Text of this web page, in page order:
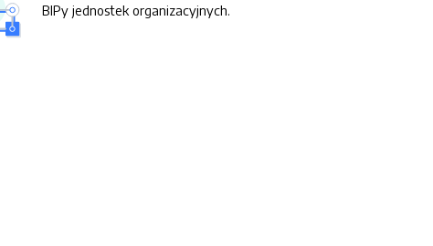
BIPy jednostek organizacyjnych.